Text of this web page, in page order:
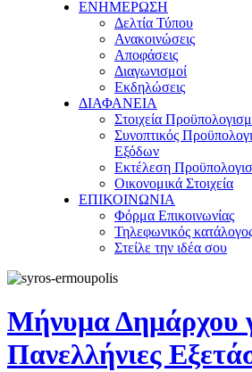
ΕΝΗΜΕΡΩΣΗ
Δελτία Τύπου
Ανακοινώσεις
Αποφάσεις
Διαγωνισμοί
Εκδηλώσεις
ΔΙΑΦΑΝΕΙΑ
Στοιχεία
Συνοπτικός
Εξόδων
Εκτέλεση
Οικονομικά Στοιχεία
ΕΠΙΚΟΙΝΩΝΙΑ
Φόρμα Επικοινωνίας
Τηλεφωνικός
Στείλε την ιδέα σου
Μήνυμα Δημάρχου
Πανελλήνιες